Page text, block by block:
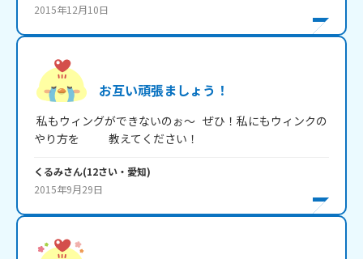
2015年12月10日
お互い頑張ましょう！
やり方を            教えてください！
くるみさん(12さい・ 愛知)
2015年9月29日